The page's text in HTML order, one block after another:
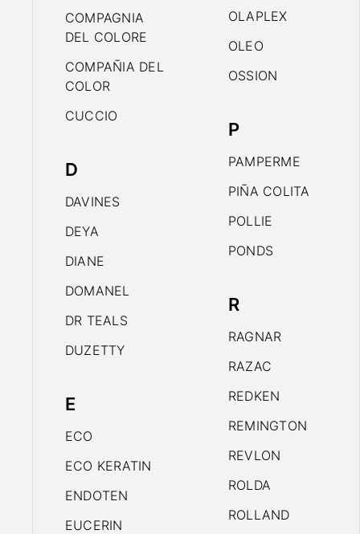
COMPAGNIA
DEL COLORE
COMPAÑIA DEL
COLOR
CUCCIO
D
DAVINES
DEYA
DIANE
DOMANEL
DR TEALS
DUZETTY
E
ECO
ECO KERATIN
ENDOTEN
EUCERIN
OLAPLEX
OLEO
OSSION
P
PAMPERME
PIÑA COLITA
POLLIE
PONDS
R
RAGNAR
RAZAC
REDKEN
REMINGTON
REVLON
ROLDA
ROLLAND